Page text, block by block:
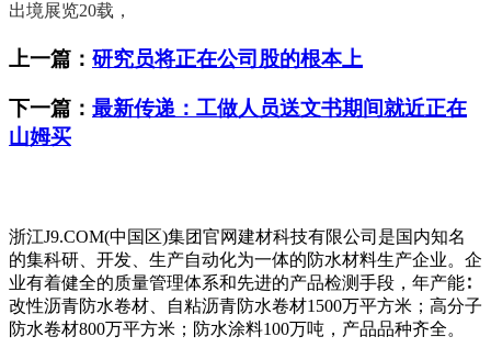
出境展览20载，
上一篇： 研究员将正在公司股的根本上
下一篇： 最新传递：工做人员送文书期间就近正在
山姆买
浙江J9.COM(中国区)集团官网建材科技有限公司是国内知名
的集科研、开发、生产自动化为一体的防水材料生产企业。企
业有着健全的质量管理体系和先进的产品检测手段，年产能∶
改性沥青防水卷材、自粘沥青防水卷材1500万平方米；高分子
防水卷材800万平方米；防水涂料100万吨，产品品种齐全。